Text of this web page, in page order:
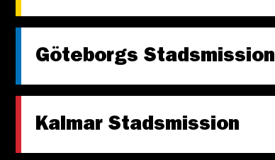
Göteborgs Stadsmission
Kalmar Stadsmission